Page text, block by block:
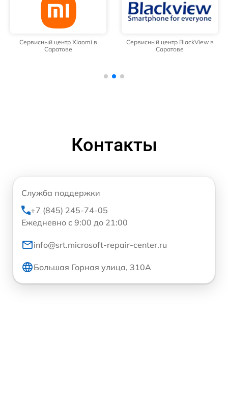
Сервисный центр Xiaomi в
Саратове
Сервисный центр BlackView в
Саратове
Контакты
Служба поддержки
+7 (845) 245-74-05
Ежедневно с 9:00 до 21:00
info@srt.microsoft-repair-center.ru
Большая Горная улица, 310А